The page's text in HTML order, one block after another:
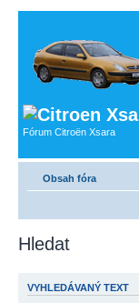
Fórum Citroën Xsara
Obsah fóra
Hledat
VYHLEDÁVANÝ TEXT